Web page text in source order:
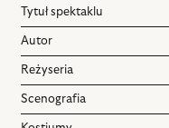
Tytuł spektaklu
Autor
Reżyseria
Scenografia